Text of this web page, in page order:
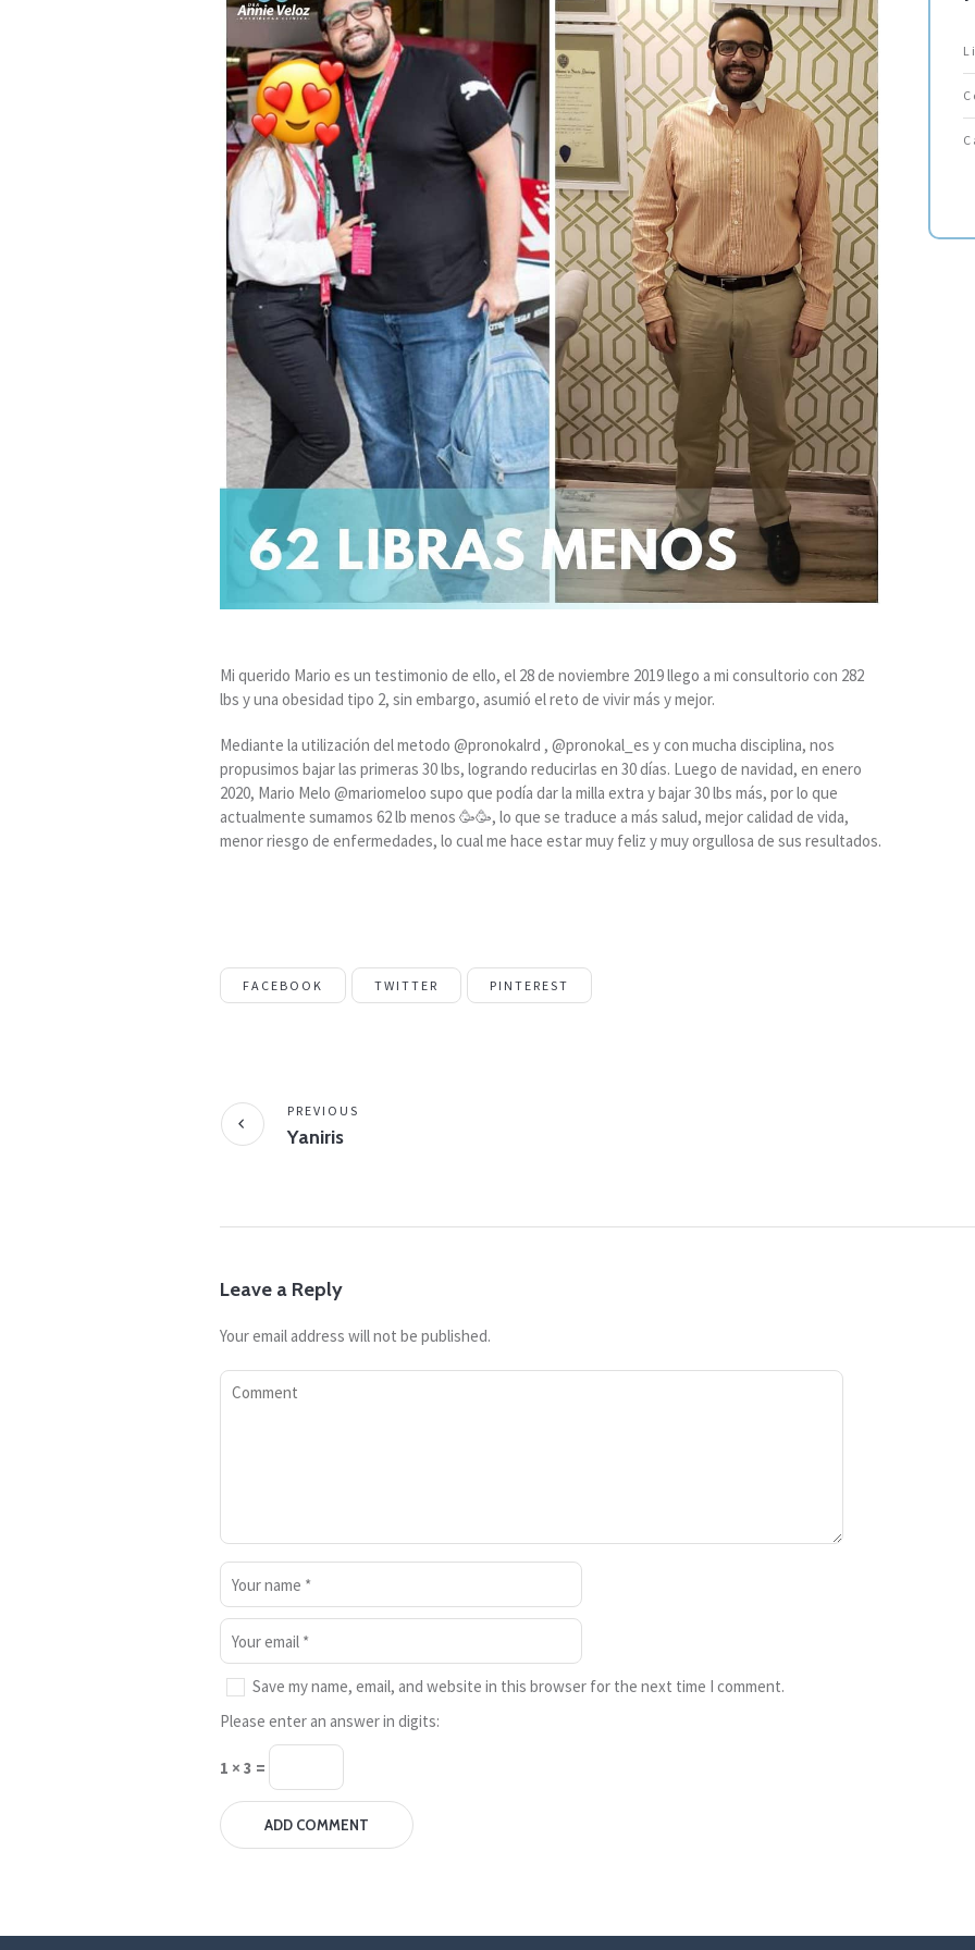
Mi querido Mario es un testimonio de ello, el 28 de noviembre 2019 llego a mi consultorio con 282
lbs y una obesidad tipo 2, sin embargo, asumió el reto de vivir más y mejor.
Mediante la utilización del metodo @pronokalrd , @pronokal_es y con mucha disciplina, nos
propusimos bajar las primeras 30 lbs, logrando reducirlas en 30 días. Luego de navidad, en enero
2020, Mario Melo @mariomeloo supo que podía dar la milla extra y bajar 30 lbs más, por lo que
actualmente sumamos 62 lb menos 🥳🥳, lo que se traduce a más salud, mejor calidad de vida,
menor riesgo de enfermedades, lo cual me hace estar muy feliz y muy orgullosa de sus resultados.
FACEBOOK TWITTER PINTEREST
Yaniris
PREVIOUS
Leave a Reply
Your email address will not be published.
Save my name, email, and website in this browser for the next time I comment.
Please enter an answer in digits:
1 × 3 =